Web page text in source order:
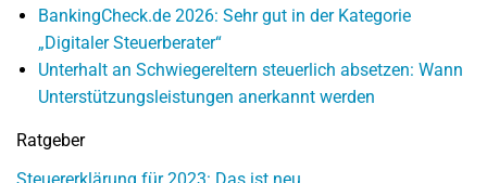
BankingCheck.de 2026: Sehr gut in der Kategorie
„Digitaler Steuerberater“
Unterhalt an Schwiegereltern steuerlich absetzen: Wann
Unterstützungsleistungen anerkannt werden
Ratgeber